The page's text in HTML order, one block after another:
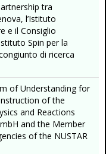
tra
l’Istituto
e il Consiglio
Spin per la
di ricerca
of Understanding for
of the
and Reactions
and the Member
of the NUSTAR